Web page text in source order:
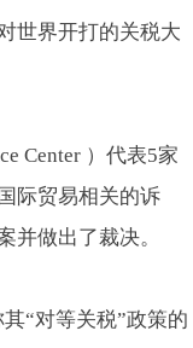
世界开打的关税大
Center ）代表5家
际贸易相关的诉
并做出了裁决。
“对等关税”政策的